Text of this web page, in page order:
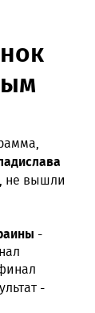
не вышли
-
-